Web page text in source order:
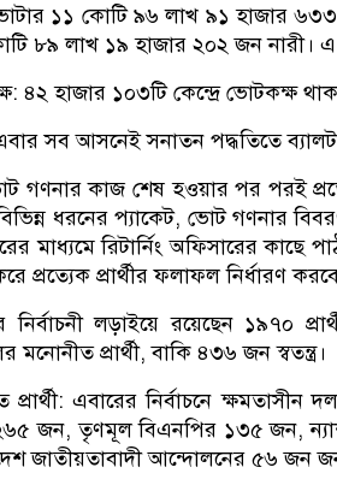
১১ কোটি ৯৬ লাখ ৯১ হাজার
৮৯ লাখ ১৯ হাজার ২০২ জন নারী। এ
৪২ হাজার ১০৩টি কেন্দ্রে ভোটকক্ষ
সব আসনেই সনাতন পদ্ধতিতে
গণনার কাজ শেষ হওয়ার পর পরই
ধরনের প্যাকেট, ভোট গণনার
মাধ্যমে রিটার্নিং অফিসারের কাছে
প্রত্যেক প্রার্থীর ফলাফল নির্ধারণ
নির্বাচনী লড়াইয়ে রয়েছেন ১৯৭০
মনোনীত প্রার্থী, বাকি ৪৩৬ জন স্বতন্ত্র।
এবারের নির্বাচনে ক্ষমতাসীন
জন, তৃণমূল বিএনপির ১৩৫ জন,
জাতীয়তাবাদী আন্দোলনের ৫৬ জন